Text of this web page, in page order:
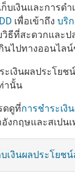
ก็บเงินและการด
เพื่อเข้าถึง บริ
วิธีที่สะดวกและป
กินไปทางออนไล
ะเงินผลประโยช
านั้น
ดดูที่การชำระเงิ
งกฤษและสเปน
เงินผลประโยช